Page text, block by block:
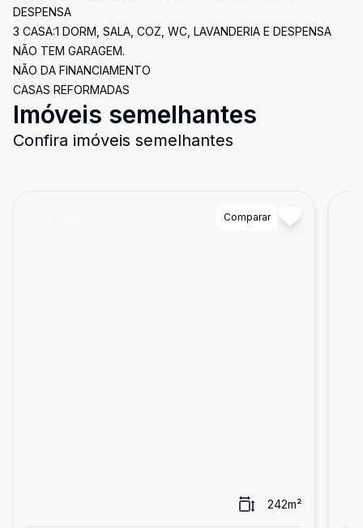
DESPENSA
3 CASA:1 DORM, SALA, COZ, WC, LAVANDERIA E DESPENSA
NÃO TEM GARAGEM.
NÃO DA FINANCIAMENTO
CASAS REFORMADAS
Imóveis semelhantes
Confira imóveis semelhantes
Comparar
242m²